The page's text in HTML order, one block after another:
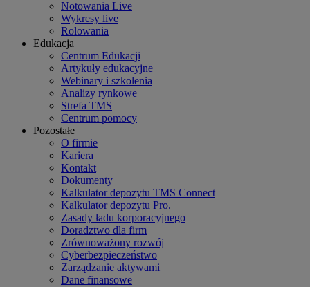
Notowania Live
Wykresy live
Rolowania
Edukacja
Centrum Edukacji
Artykuły edukacyjne
Webinary i szkolenia
Analizy rynkowe
Strefa TMS
Centrum pomocy
Pozostałe
O firmie
Kariera
Kontakt
Dokumenty
Kalkulator depozytu TMS Connect
Kalkulator depozytu Pro.
Zasady ładu korporacyjnego
Doradztwo dla firm
Zrównoważony rozwój
Cyberbezpieczeństwo
Zarządzanie aktywami
Dane finansowe